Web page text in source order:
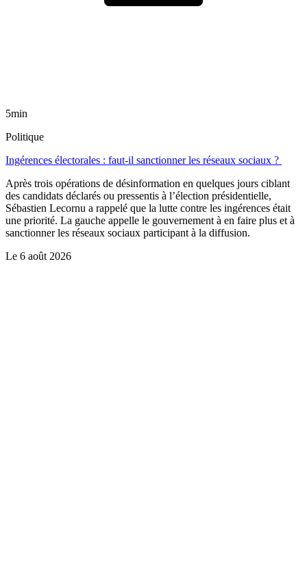
5min
Politique
Ingérences électorales : faut-il sanctionner les réseaux sociaux ?
Après trois opérations de désinformation en quelques jours ciblant
des candidats déclarés ou pressentis à l’élection présidentielle,
Sébastien Lecornu a rappelé que la lutte contre les ingérences était
une priorité. La gauche appelle le gouvernement à en faire plus et à
sanctionner les réseaux sociaux participant à la diffusion.
Le 6 août 2026